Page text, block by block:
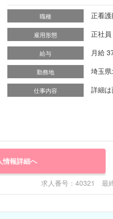
職種 正看護
雇用形態 正社員
給与 月給
勤務地 埼玉
仕事内容 詳細は
情報詳細へ
求人番号：40321 最